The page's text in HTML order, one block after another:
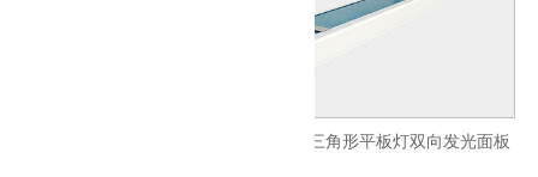
火树银花照明三角形平板灯双向发光面板